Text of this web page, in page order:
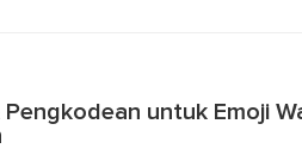
Pengkodean untuk Emoji